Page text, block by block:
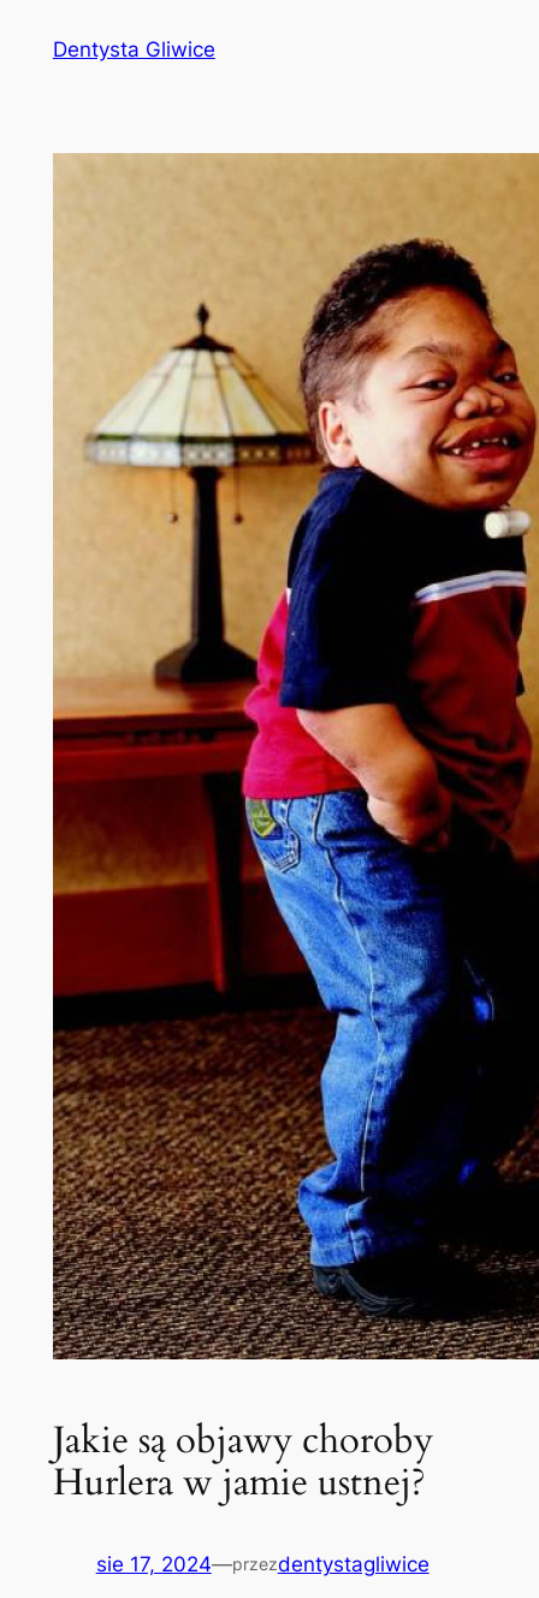
Dentysta Gliwice
Jakie są objawy choroby
Hurlera w jamie ustnej?
sie 17, 2024—przezdentystagliwice